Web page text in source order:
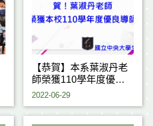
【恭賀】本系葉淑丹老
師榮獲110學年度優良
導師
2022-06-29